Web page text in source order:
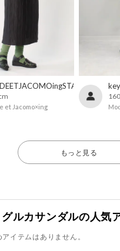
et Jacomo×ing
key
もっと見る
グルカサンダルの人気
イテムはありません。